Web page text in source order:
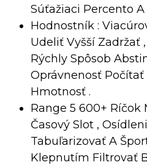
Súťažiaci Percento
Hodnostník :
Udeliť Vyšší Zadržať
Rýchly Spôsob
Oprávnenosť Počítať
Hmotnosť .
Range 5 600+
Časový Slot ,
Tabuľarizovať A
Klepnutím Filtrovať